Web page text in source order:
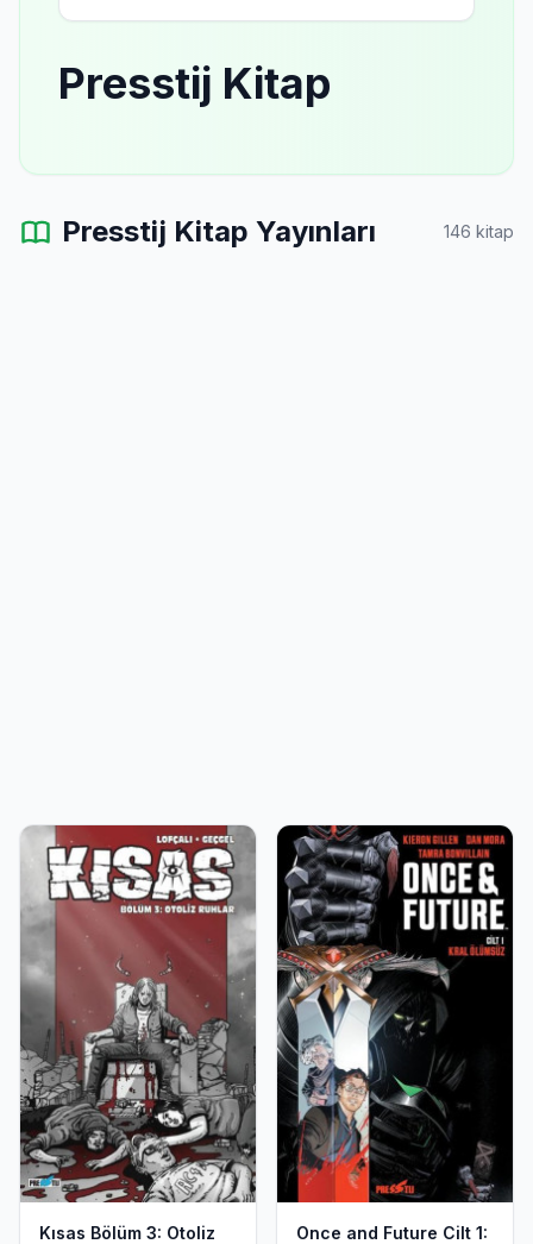
Presstij Kitap
Presstij Kitap Yayınları 146 kitap
Kısas Bölüm 3: Otoliz
Once and Future Cilt 1: